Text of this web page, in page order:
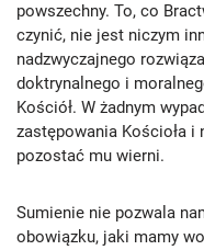
powszechny. To, co
czynić, nie jest niczym
nadzwyczajnego
doktrynalnego i
Kościół. W żadnym
zastępowania Kościoła
pozostać mu wierni.
Sumienie nie pozwala
obowiązku, jaki mamy